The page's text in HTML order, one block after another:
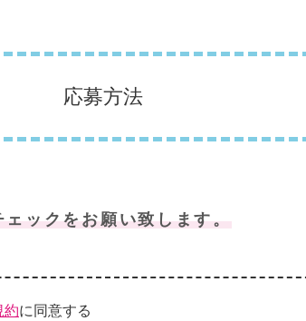
応募方法
ックをお願い致します。
約に同意する